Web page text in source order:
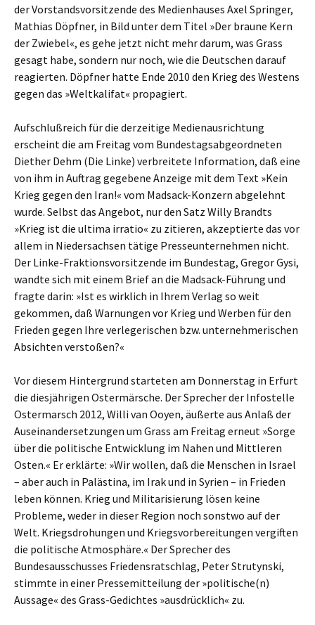
der Vorstandsvorsitzende des Medienhauses Axel Springer,
Mathias Döpfner, in Bild unter dem Titel »Der braune Kern
der Zwiebel«, es gehe jetzt nicht mehr darum, was Grass
gesagt habe, sondern nur noch, wie die Deutschen darauf
reagierten. Döpfner hatte Ende 2010 den Krieg des Westens
gegen das »Weltkalifat« propagiert.
Aufschlußreich für die derzeitige Medienausrichtung
erscheint die am Freitag vom Bundestagsabgeordneten
Diether Dehm (Die Linke) verbreitete Information, daß eine
von ihm in Auftrag gegebene Anzeige mit dem Text »Kein
Krieg gegen den Iran!« vom Madsack-Konzern abgelehnt
wurde. Selbst das Angebot, nur den Satz Willy Brandts
»Krieg ist die ultima irratio« zu zitieren, akzeptierte das vor
allem in Niedersachsen tätige Presseunternehmen nicht.
Der Linke-Fraktionsvorsitzende im Bundestag, Gregor Gysi,
wandte sich mit einem Brief an die Madsack-Führung und
fragte darin: »Ist es wirklich in Ihrem Verlag so weit
gekommen, daß Warnungen vor Krieg und Werben für den
Frieden gegen Ihre verlegerischen bzw. unternehmerischen
Absichten verstoßen?«
Vor diesem Hintergrund starteten am Donnerstag in Erfurt
die diesjährigen Ostermärsche. Der Sprecher der Infostelle
Ostermarsch 2012, Willi van Ooyen, äußerte aus Anlaß der
Auseinandersetzungen um Grass am Freitag erneut »Sorge
über die politische Entwicklung im Nahen und Mittleren
Osten.« Er erklärte: »Wir wollen, daß die Menschen in Israel
– aber auch in Palästina, im Irak und in Syrien – in Frieden
leben können. Krieg und Militarisierung lösen keine
Probleme, weder in dieser Region noch sonstwo auf der
Welt. Kriegsdrohungen und Kriegsvorbereitungen vergiften
die politische Atmosphäre.« Der Sprecher des
Bundesausschusses Friedensratschlag, Peter Strutynski,
stimmte in einer Pressemitteilung der »politische(n)
Aussage« des Grass-Gedichtes »ausdrücklich« zu.